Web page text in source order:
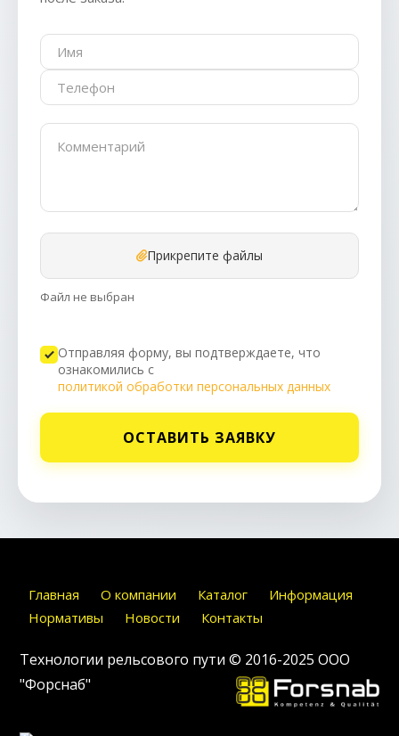
Прикрепите файлы
Файл не выбран
Отправляя форму, вы подтверждаете, что
ознакомились с
политикой обработки персональных данных
ОСТАВИТЬ ЗАЯВКУ
Главная О компании Каталог
Информация
Нормативы
Новости Контакты
Технологии рельсового пути © 2016-2025ООО
"Форснаб"